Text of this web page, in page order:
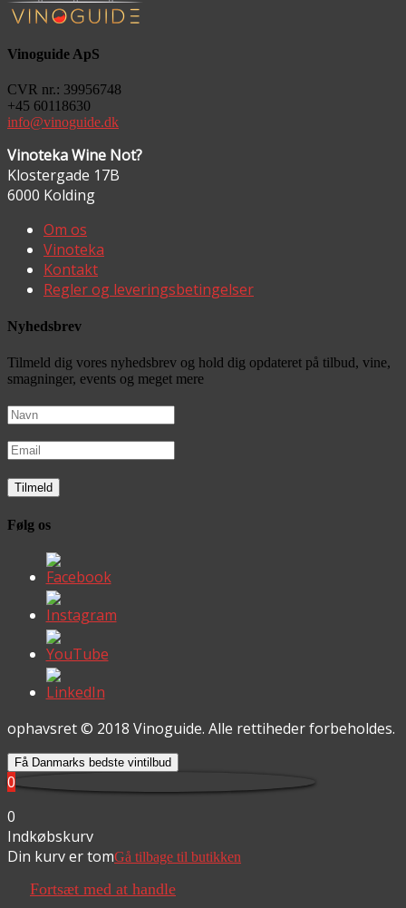
Vinoguide ApS
CVR nr.: 39956748
+45 60118630
info@vinoguide.dk
Vinoteka Wine Not?
Klostergade 17B
6000 Kolding
Om os
Vinoteka
Kontakt
Regler og leveringsbetingelser
Nyhedsbrev
Tilmeld dig vores nyhedsbrev og hold dig opdateret på tilbud, vine,
smagninger, events og meget mere
Følg os
ophavsret © 2018 Vinoguide. Alle rettiheder forbeholdes.
Få Danmarks bedste vintilbud
0
0
Indkøbskurv
Din kurv er tomGå tilbage til butikken
Fortsæt med at handle